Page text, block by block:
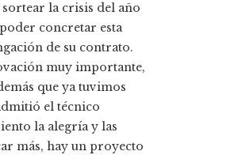
la crisis del año
concretar esta
de su contrato.
muy importante,
que ya tuvimos
el técnico
la alegría y las
más, hay un proyecto